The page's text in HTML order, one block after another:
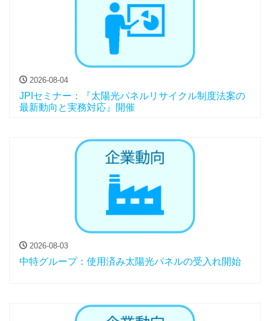
2026-08-04
JPIセミナー：『太陽光パネルリサイクル制度法案の
最新動向と実務対応』開催
2026-08-03
中特グループ：使用済み太陽光パネルの受入れ開始